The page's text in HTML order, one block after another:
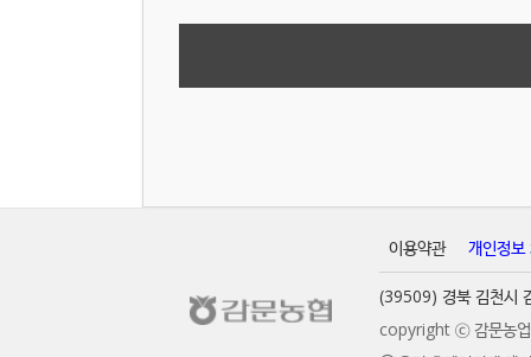
이용약관 개인정보
(39509) 경북 김천시
copyright ⓒ 감문농업